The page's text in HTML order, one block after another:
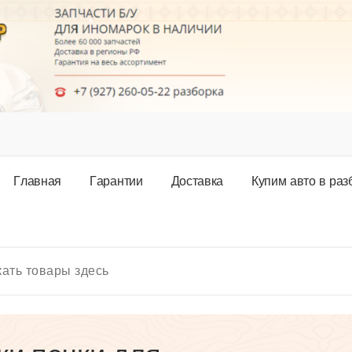
Главная Гарантии Доставка Купим авто в раз